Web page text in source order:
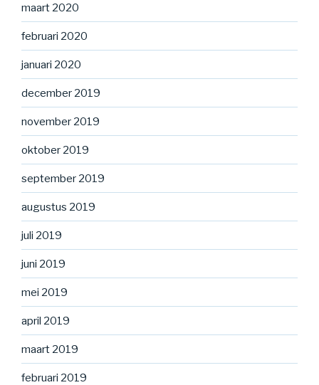
maart 2020
februari 2020
januari 2020
december 2019
november 2019
oktober 2019
september 2019
augustus 2019
juli 2019
juni 2019
mei 2019
april 2019
maart 2019
februari 2019